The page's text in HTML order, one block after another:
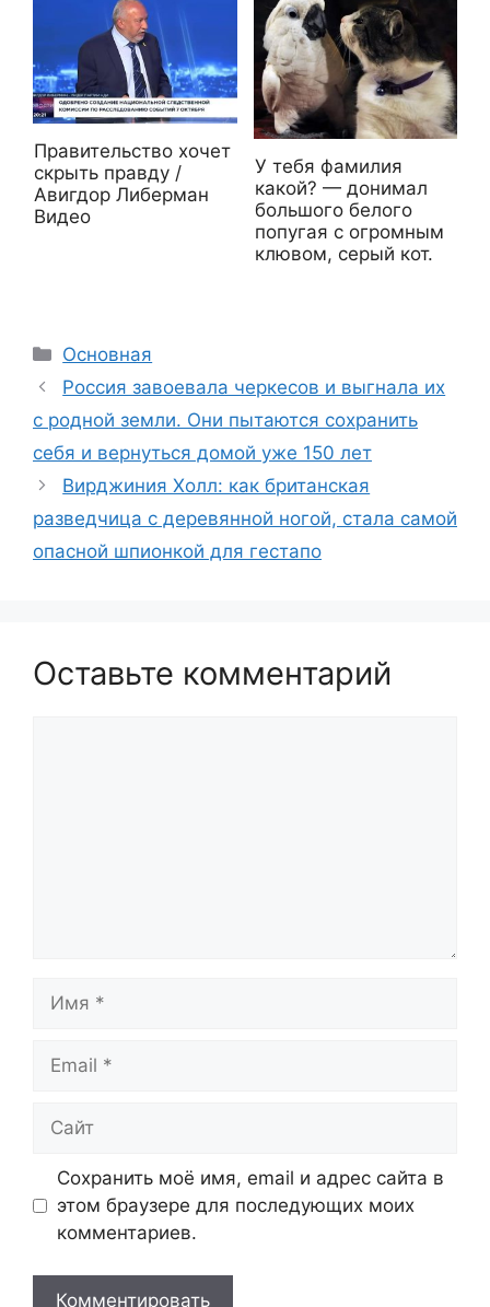
Правительство хочет
скрыть правду /
Авигдор Либерман
Видео
У тебя фамилия
какой? — донимал
большого белого
попугая с огромным
клювом, серый кот.
Рубрики
Основная
Россия завоевала черкесов и выгнала их
с родной земли. Они пытаются сохранить
себя и вернуться домой уже 150 лет
Вирджиния Холл: как британская
разведчица с деревянной ногой, стала самой
опасной шпионкой для гестапо
Оставьте комментарий
Имя
Email
Сайт
Сохранить моё имя, email и адрес сайта в
этом браузере для последующих моих
комментариев.